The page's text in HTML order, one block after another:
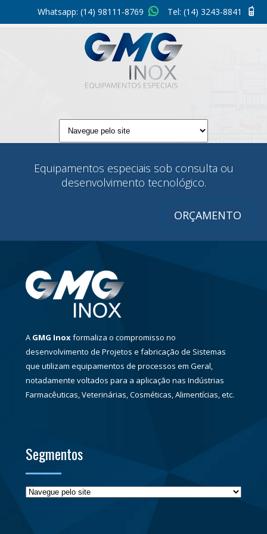
Tel: (14) 3243-8841
Whatsapp: (14) 98111-8769
Equipamentos especiais sob consulta ou
desenvolvimento tecnológico.
ORÇAMENTO
A GMG Inoxformaliza o compromisso no
desenvolvimento de Projetos e fabricação de Sistemas
que utilizam equipamentos de processos em Geral,
notadamente voltados para a aplicação nas Indústrias
Farmacêuticas, Veterinárias, Cosméticas, Alimentícias, etc.
Segmentos